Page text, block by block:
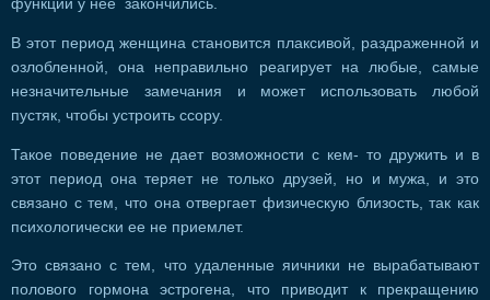
функции у нее закончились.
В этот период женщина становится плаксивой, раздраженной и
озлобленной, она неправильно реагирует на любые, самые
незначительные замечания и может использовать любой
пустяк, чтобы устроить ссору.
Такое поведение не дает возможности с кем- то дружить и в
этот период она теряет не только друзей, но и мужа, и это
связано с тем, что она отвергает физическую близость, так как
психологически ее не приемлет.
Это связано с тем, что удаленные яичники не вырабатывают
полового гормона эстрогена, что приводит к прекращению